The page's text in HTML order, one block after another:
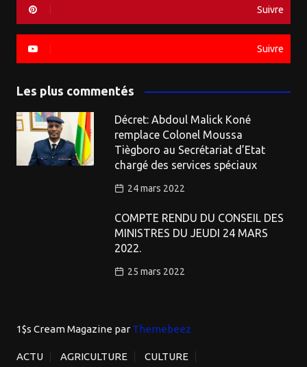
Suivre
Suivre
Les plus commentés
Décret: Abdoul Malick Koné
remplace Colonel Moussa
Tiègboro au Secrétariat d’Etat
chargé des services spéciaux
24 mars 2022
COMPTE RENDU DU CONSEIL DES
MINISTRES DU JEUDI 24 MARS
2022.
25 mars 2022
1$s Cream Magazine par Themebeez
ACTU AGRICULTURE CULTURE